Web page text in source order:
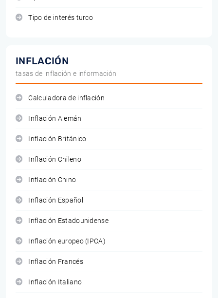
Tipo de interés turco
INFLACIÓN
tasas de inflación e información
Calculadora de inflación
Inflación Alemán
Inflación Británico
Inflación Chileno
Inflación Chino
Inflación Español
Inflación Estadounidense
Inflación europeo (IPCA)
Inflación Francés
Inflación Italiano